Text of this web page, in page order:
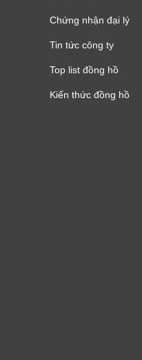
Chứng nhận đại lý
Tin tức công ty
Top list đồng hồ
Kiến thức đồng hồ